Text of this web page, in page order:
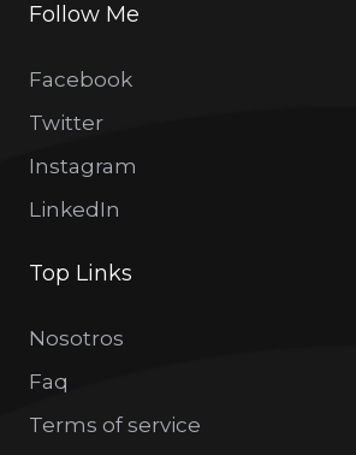
Follow Me
Facebook
Twitter
Instagram
LinkedIn
Top Links
Nosotros
Faq
Terms of service